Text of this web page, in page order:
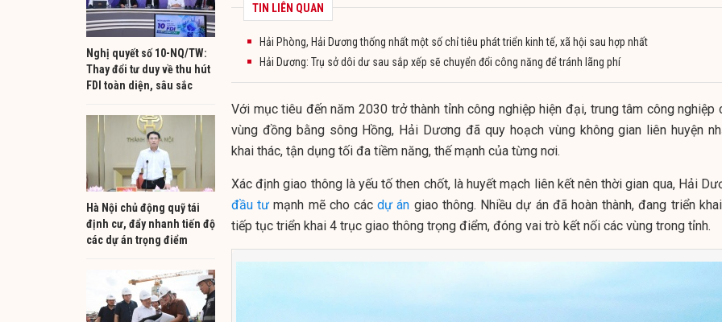
Nghị quyết số 10-NQ/TW:
Thay đổi tư duy về thu hút
FDI toàn diện, sâu sắc
Hà Nội chủ động quỹ tái
định cư, đẩy nhanh tiến độ
các dự án trọng điểm
TIN LIÊN QUAN
Hải Phòng, Hải Dương thống nhất một số chỉ tiêu phát triển kinh tế, xã hội sau hợp nhất
Hải Dương: Trụ sở dôi dư sau sắp xếp sẽ chuyển đổi công năng để tránh lãng phí
Với mục tiêu đến năm 2030 trở thành tỉnh công nghiệp hiện đại, trung tâm công nghiệp
vùng đồng bằng sông Hồng, Hải Dương đã quy hoạch vùng không gian liên huyện
khai thác, tận dụng tối đa tiềm năng, thế mạnh của từng nơi.
Xác định giao thông là yếu tố then chốt, là huyết mạch liên kết nên thời gian qua, Hải
đầu tư mạnh mẽ cho cácdự án giao thông. Nhiều dự án đã hoàn thành, đang triển
tiếp tục triển khai 4 trục giao thông trọng điểm, đóng vai trò kết nối các vùng trong tỉnh.